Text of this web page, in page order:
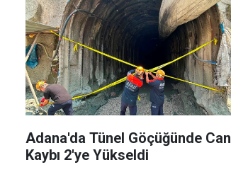
Adana'da Tünel Göçüğünde Can
Kaybı 2'ye Yükseldi